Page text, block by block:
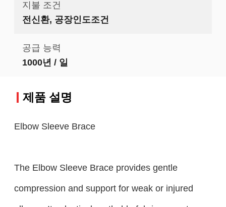
지불 조건
전신환, 공장인도조건
공급 능력
1000년 / 일
제품 설명
Elbow Sleeve Brace
The Elbow Sleeve Brace provides gentle
compression and support for weak or injured